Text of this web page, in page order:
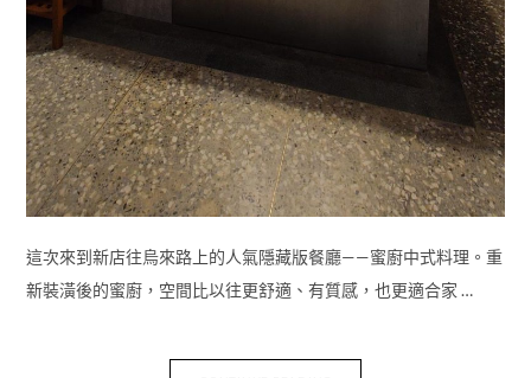
這次來到新店往烏來路上的人氣隱藏版餐廳——蜜廚中式料理。重
新裝潢後的蜜廚，空間比以往更舒適、有質感，也更適合家 …